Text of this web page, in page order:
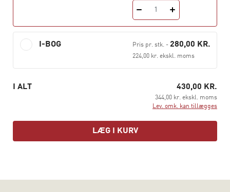
De 37 bidragende forfattere har alle fingeren på den
pædagogiske puls, enten som undervisere og forskere
på landets pædagoguddannelser, som forskere og
professorer på danske og nordiske universiteter eller
som konsulenter i relevante pædagogiske
studerende et godt grundlag for at udvikle sin
professionelle faglighed inden for det skole- og
1
I-BOG Pris pr. stk.- 280,00 KR.
224,00 kr. ekskl. moms
I ALT 430,00 KR.
344,00 kr. ekskl. moms
Lev. omk. kan tillægges
LÆG I KURV